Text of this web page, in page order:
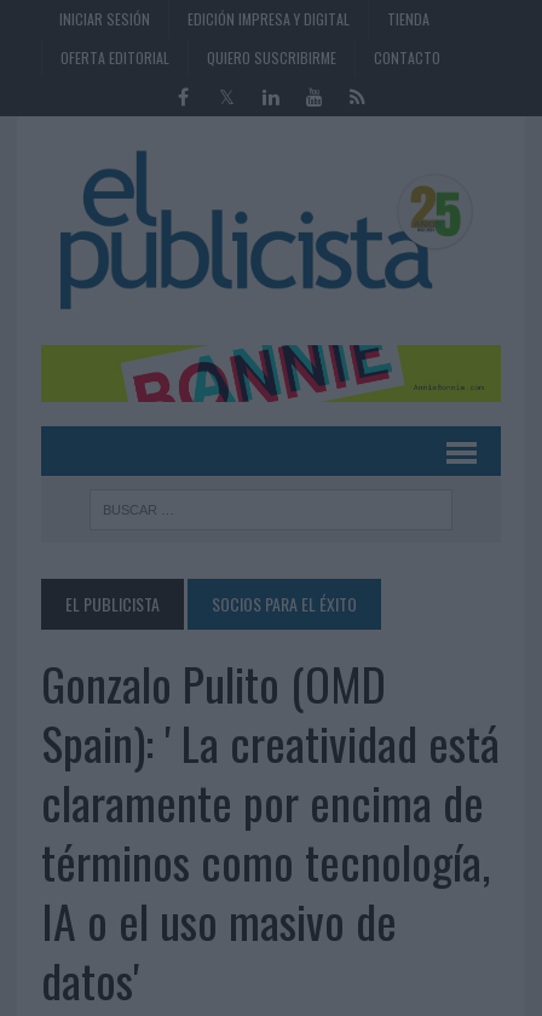
INICIAR SESIÓN EDICIÓN IMPRESA Y DIGITAL
TIENDA
OFERTA EDITORIAL
QUIERO SUSCRIBIRME CONTACTO
EL PUBLICISTA SOCIOS PARA EL ÉXITO
Gonzalo Pulito (OMD
Spain): ' La creatividad está
claramente por encima de
términos como tecnología,
IA o el uso masivo de
datos'